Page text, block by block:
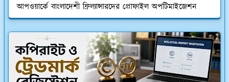
আপওয়ার্কে বাংলাদেশী ফ্রিল্যান্সারদের প্রোফাইল অপটিমাইজেশন